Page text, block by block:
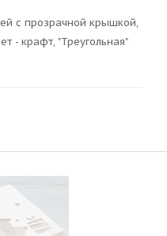
с прозрачной крышкой,
- крафт, "Треугольная"